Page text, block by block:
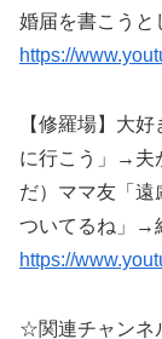
婚届を書こうと
https://
【修羅場】大
に行こう」→夫
だ）ママ友「
ついてるね」→
https://
☆関連チャンネ